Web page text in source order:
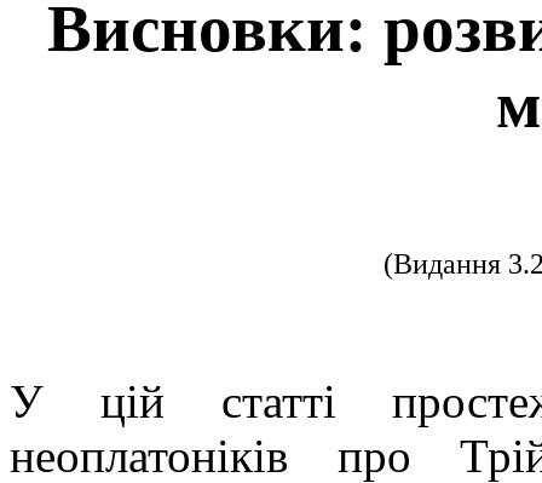
Висновки:
(Видання
У цій статті
неоплатоніків про